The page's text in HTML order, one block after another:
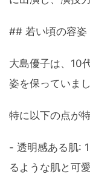
## 若い頃の容姿
大島優子は、10
姿を保っていまし
特に以下の点が
- 透明感ある肌:
るような肌と可